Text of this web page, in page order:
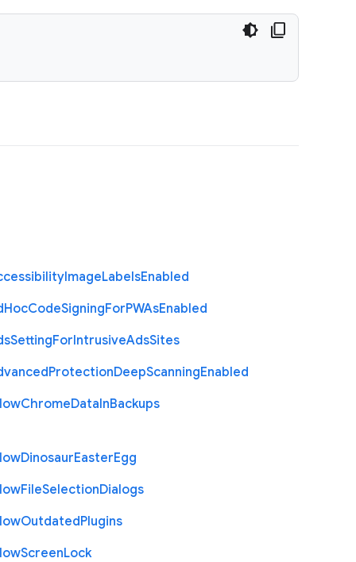
ImageLabelsEnabled
HocCodeSigningForPWAsEnabled
SettingForIntrusiveAdsSites
ProtectionDeepScanningEnabled
ChromeDataInBackups
DinosaurEasterEgg
FileSelectionDialogs
OutdatedPlugins
ScreenLock